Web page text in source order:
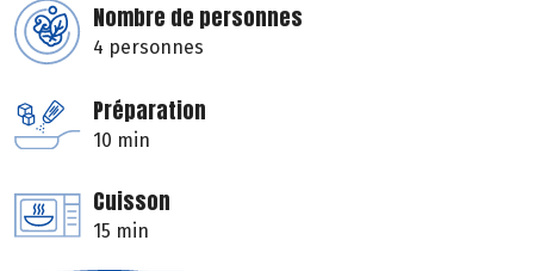
Nombre de personnes
4 personnes
Préparation
10 min
Cuisson
15 min